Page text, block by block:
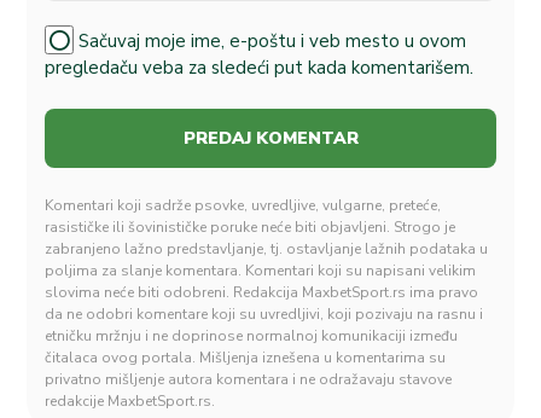
Sačuvaj moje ime, e-poštu i veb mesto u ovom
pregledaču veba za sledeći put kada komentarišem.
Komentari koji sadrže psovke, uvredljive, vulgarne, preteće,
rasističke ili šovinističke poruke neće biti objavljeni. Strogo je
zabranjeno lažno predstavljanje, tj. ostavljanje lažnih podataka u
poljima za slanje komentara. Komentari koji su napisani velikim
slovima neće biti odobreni. Redakcija MaxbetSport.rs ima pravo
da ne odobri komentare koji su uvredljivi, koji pozivaju na rasnu i
etničku mržnju i ne doprinose normalnoj komunikaciji između
čitalaca ovog portala. Mišljenja iznešena u komentarima su
privatno mišljenje autora komentara i ne odražavaju stavove
redakcije MaxbetSport.rs.